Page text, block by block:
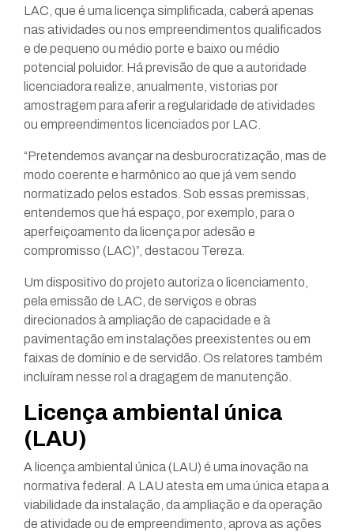
LAC, que é uma licença simplificada, caberá apenas
nas atividades ou nos empreendimentos qualificados
e de pequeno ou médio porte e baixo ou médio
potencial poluidor. Há previsão de que a autoridade
licenciadora realize, anualmente, vistorias por
amostragem para aferir a regularidade de atividades
ou empreendimentos licenciados por LAC.
“Pretendemos avançar na desburocratização, mas de
modo coerente e harmônico ao que já vem sendo
normatizado pelos estados. Sob essas premissas,
entendemos que há espaço, por exemplo, para o
aperfeiçoamento da licença por adesão e
compromisso (LAC)”, destacou Tereza.
Um dispositivo do projeto autoriza o licenciamento,
pela emissão de LAC, de serviços e obras
direcionados à ampliação de capacidade e à
pavimentação em instalações preexistentes ou em
faixas de domínio e de servidão. Os relatores também
incluíram nesse rol a dragagem de manutenção.
Licença ambiental única
(LAU)
A licença ambiental única (LAU) é uma inovação na
normativa federal. A LAU atesta em uma única etapa a
viabilidade da instalação, da ampliação e da operação
de atividade ou de empreendimento, aprova as ações